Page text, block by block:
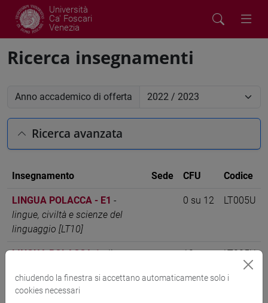
Università
Ca' Foscari
Venezia
Ricerca insegnamenti
Anno accademico di offerta
Ricerca avanzata
Insegnamento Sede CFU Codice
LINGUA POLACCA - E1 -
lingue, civiltà e scienze del
linguaggio [LT10]
0 su 12 LT005U
LINGUA POLACCA 1-lingue,
[LT10]
12 LT005U
chiudendo la finestra si accettano automaticamente solo i
cookies necessari